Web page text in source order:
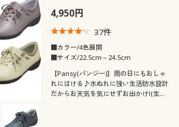
4,950円
37件
■カラー/4色展開
■サイズ/22.5cm～24.5cm
【Pansy(パンジー)】雨の日にもおしゃ
れにはける♪水ぬれに強い生活防水設計
だからお天気を気にせずお出かけ!(生活